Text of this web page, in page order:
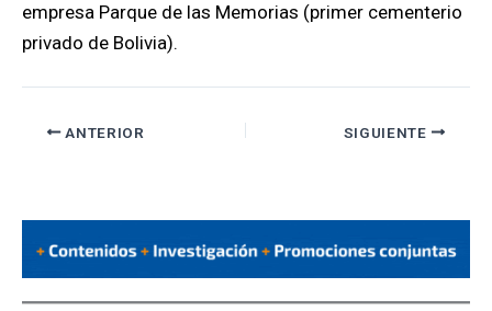
empresa Parque de las Memorias (primer cementerio
privado de Bolivia).
ANTERIOR SIGUIENTE